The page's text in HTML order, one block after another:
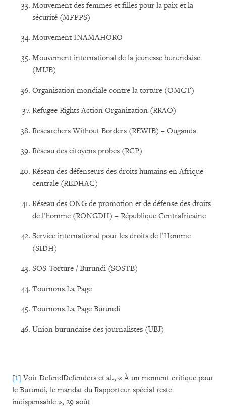
Mouvement des femmes et filles pour la paix et la
sécurité (MFFPS)
Mouvement INAMAHORO
Mouvement international de la jeunesse burundaise
(MIJB)
Organisation mondiale contre la torture (OMCT)
Refugee Rights Action Organization (RRAO)
Researchers Without Borders (REWIB) – Ouganda
Réseau des citoyens probes (RCP)
Réseau des défenseurs des droits humains en Afrique
centrale (REDHAC)
Réseau des ONG de promotion et de défense des droits
de l’homme (RONGDH) – République Centrafricaine
Service international pour les droits de l’Homme
(SIDH)
SOS-Torture / Burundi (SOSTB)
Tournons La Page
Tournons La Page Burundi
Union burundaise des journalistes (UBJ)
[1] Voir DefendDefenders et al., « À un moment critique pour
le Burundi, le mandat du Rapporteur spécial reste
indispensable », 29 août